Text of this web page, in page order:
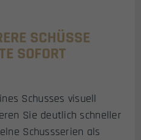
SCHÜSSE
SOFORT
Schusses visuell
Sie deutlich schneller
Schussserien als